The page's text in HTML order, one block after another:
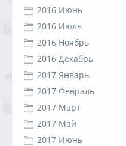
2016 Июнь
2016 Июль
2016 Ноябрь
2016 Декабрь
2017 Январь
2017 Февраль
2017 Март
2017 Май
2017 Июнь